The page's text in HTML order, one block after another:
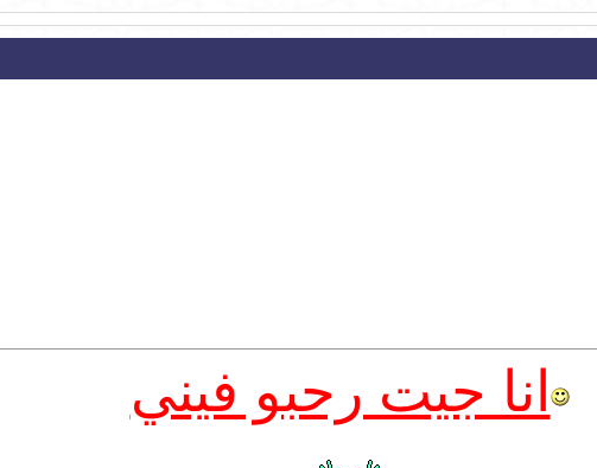
انا جيت رحبو فيني